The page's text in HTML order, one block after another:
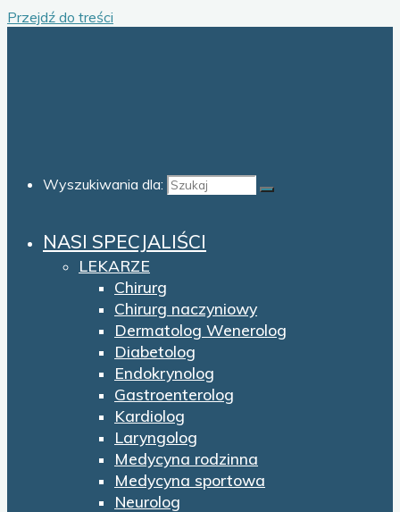
Przejdź do treści
Wyszukiwania dla:
NASI SPECJALIŚCI
LEKARZE
Chirurg
Chirurg naczyniowy
Dermatolog Wenerolog
Diabetolog
Endokrynolog
Gastroenterolog
Kardiolog
Laryngolog
Medycyna rodzinna
Medycyna sportowa
Neurolog